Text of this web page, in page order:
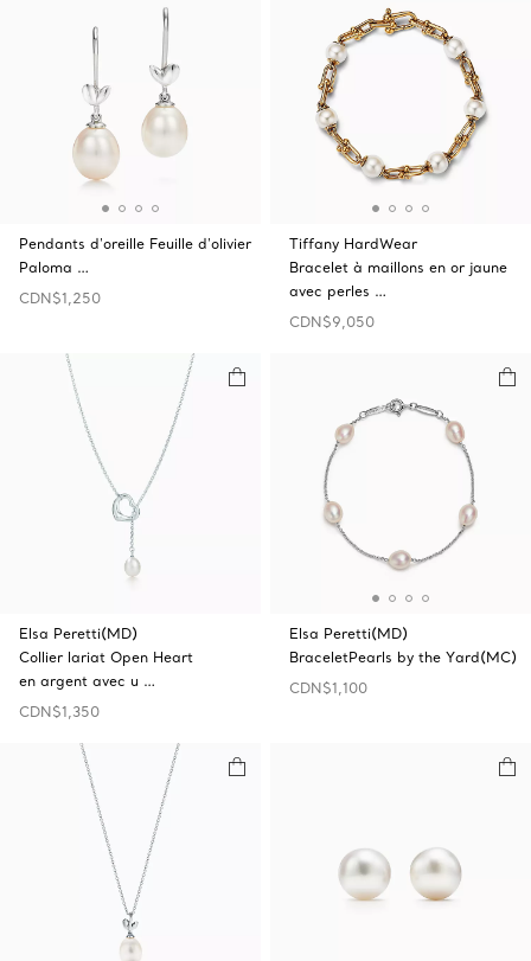
Pendants d'oreille Feuille d'olivier
Paloma …
CDN$1,250
Tiffany HardWear
Bracelet à maillons en or jaune
avec perles …
CDN$9,050
Elsa Peretti(MD)
Collier lariat Open‎ Heart
en argent avec u …
CDN$1,350
Elsa Peretti(MD)
BraceletPearls by the Yard(MC)
CDN$1,100